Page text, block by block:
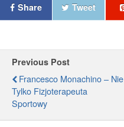
Share Tweet
Previous Post
Francesco Monachino – Nie
Tylko Fizjoterapeuta
Sportowy